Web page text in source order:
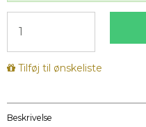
Tilføj til ønskeliste
Beskrivelse